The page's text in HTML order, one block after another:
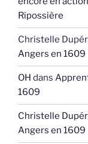
Ripossière
Christelle
Angers en 1609
OH dans
1609
Christelle
Angers en 1609